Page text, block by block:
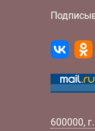
600000, г.